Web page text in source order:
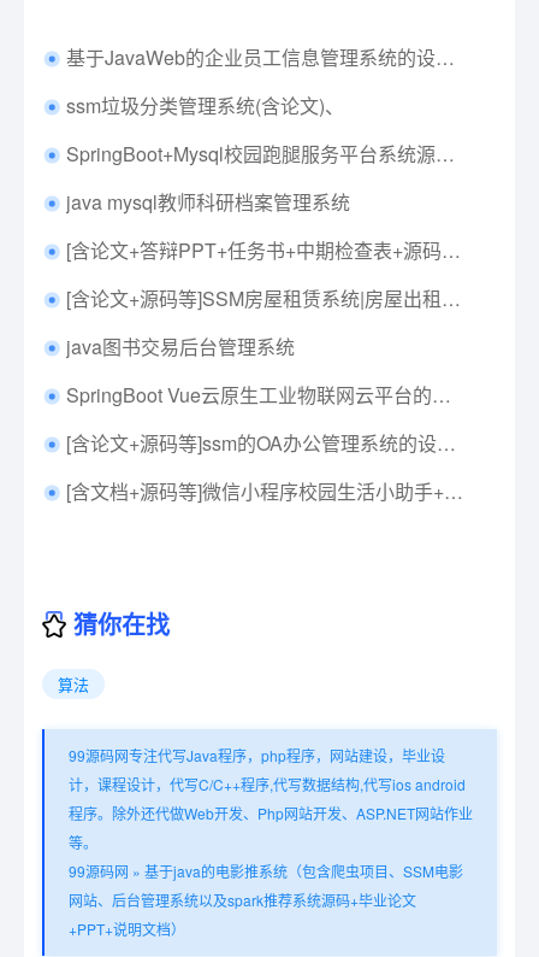
基于JavaWeb的企业员工信息管理系统的设计与实现毕业论文+任务书+中期表+翻译及原文+答辩+源码+数据库+辅导视频
ssm垃圾分类管理系统(含论文)、
SpringBoot+Mysql校园跑腿服务平台系统源码+运行教程+开发文档+开题+任务书+选题申请表+指导工作记录+答辩相关问题及解答+创新点+12周周进展+中期检查表
java mysql教师科研档案管理系统
[含论文+答辩PPT+任务书+中期检查表+源码等]S2SH洋酒销售系统|商城
[含论文+源码等]SSM房屋租赁系统|房屋出租|房产中介
java图书交易后台管理系统
SpringBoot Vue云原生工业物联网云平台的设计与实现（修改版：基于Web的智能家居控制平台的设计与开发）+第六稿+中期检查表+中期ppt+周进展+开题+任务书+申请表+查重报告+安装视频+讲解视频（已降重）
[含论文+源码等]ssm的OA办公管理系统的设计与实现
[含文档+源码等]微信小程序校园生活小助手+后台管理系统前后分离VUE[包运行成功]
猜你在找
算法
99源码网专注代写Java程序，php程序，网站建设，毕业设
计，课程设计，代写C/C++程序,代写数据结构,代写ios android
程序。除外还代做Web开发、Php网站开发、ASP.NET网站作业
等。
99源码网 » 基于java的电影推系统（包含爬虫项目、SSM电影
网站、后台管理系统以及spark推荐系统源码+毕业论文
+PPT+说明文档）